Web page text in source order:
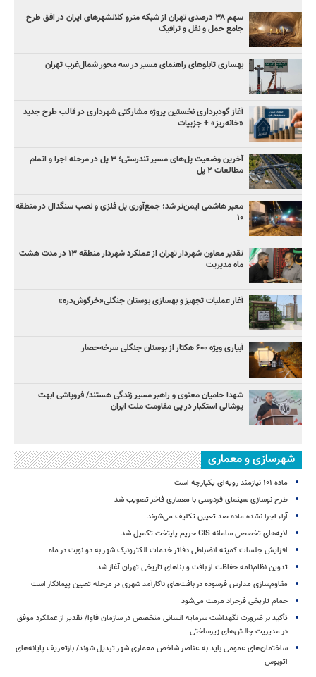
سهم ۳۸ درصدی تهران از شبکه مترو کلانشهرهای ایران در افق طرح
جامع حمل و نقل و ترافیک
بهسازی تابلوهای راهنمای مسیر در سه محور شمال‌غرب تهران
آغاز گودبرداری نخستین پروژه مشارکتی شهرداری در قالب طرح جدید
«خانه‌ریز» + جزییات
آخرین وضعیت پل‌های مسیر تندرستی؛ ۳ پل در مرحله اجرا و اتمام
مطالعات ۲ پل
معبر هاشمی ایمن‌تر شد؛ جمع‌آوری پل فلزی و نصب سنگدال در منطقه
۱۰
تقدیر معاون شهردار تهران از عملکرد شهردار منطقه ۱۳ در مدت هشت
ماه مدیریت
آغاز عملیات تجهیز و بهسازی بوستان جنگلی«خرگوش‌دره»
آبیاری ویژه ۶۰۰ هکتار از بوستان جنگلی سرخه‌حصار
شهدا حامیان معنوی و راهبر مسیر زندگی هستند/ فروپاشی ابهت
پوشالی استکبار در پی مقاومت ملت ایران
شهرسازی و معماری
ماده ۱۰۱ نیازمند رویه‌ای یکپارچه است
طرح نوسازی سینمای فردوسی با معماری فاخر تصویب شد
آراء اجرا نشده ماده صد تعیین تکلیف می‌شوند
لایه‌های تخصصی سامانه GIS حریم پایتخت تکمیل شد
افزایش جلسات کمیته انضباطی دفاتر خدمات الکترونیک شهر به دو نوبت در ماه
تدوین نظام‌نامه حفاظت از بافت و بناهای تاریخی تهران آغاز شد
مقاوم‌سازی مدارس فرسوده در بافت‌های ناکارآمد شهری در مرحله تعیین پیمانکار است
حمام تاریخی فرحزاد مرمت می‌شود
تأکید بر ضرورت نگهداشت سرمایه انسانی متخصص در سازمان فاوا/ تقدیر از عملکرد موفق
در مدیریت چالش‌های زیرساختی
ساختمان‌های عمومی باید به عناصر شاخص معماری شهر تبدیل شوند/ بازتعریف پایانه‌های
اتوبوس